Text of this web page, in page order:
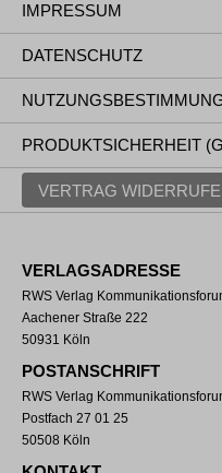
IMPRESSUM
DATENSCHUTZ
PRODUKTSICHERHEIT
VERTRAG
VERLAGSADRESSE
RWS Verlag
Aachener Straße 222
50931 Köln
POSTANSCHRIFT
RWS Verlag
Postfach 27 01 25
50508 Köln